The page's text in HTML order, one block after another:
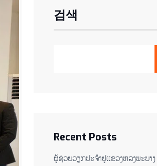
검색
Recent Posts
ຜູ້ຊ່ວຍ​ວຽກປະ​ຈຳ​ຢູ​​ແຂວງຫລງ​ພະ​ບາງ